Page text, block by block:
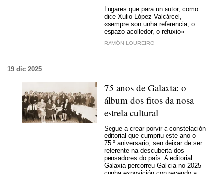
Lugares que para un autor, como
dice Xulio López Valcárcel,
«sempre son unha referencia, o
espazo acolledor, o refuxio»
RAMÓN LOUREIRO
19 dic 2025
75 anos de Galaxia: o
álbum dos fitos da nosa
estrela cultural
Segue a crear porvir a constelación
editorial que cumpriu este ano o
75.º aniversario, sen deixar de ser
referente na descuberta dos
pensadores do país. A editorial
Galaxia percorreu Galicia no 2025